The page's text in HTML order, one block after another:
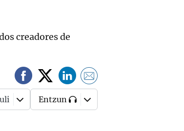
creadores de
Entzun